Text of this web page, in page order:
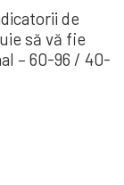
de
să vă fie
– 60-96 / 40-